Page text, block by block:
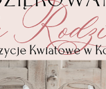
winietka
komunii, komunijne
kłosem